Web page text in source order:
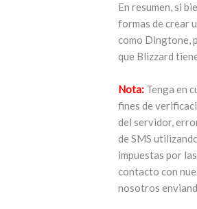
En resumen, si
formas de crear
como Dingtone,
que Blizzard
Nota: Tenga en
fines de
del servidor,
de SMS
impuestas por
contacto con
nosotros